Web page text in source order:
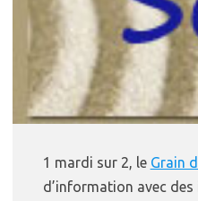
1 mardi sur 2, le Grain
d’information avec